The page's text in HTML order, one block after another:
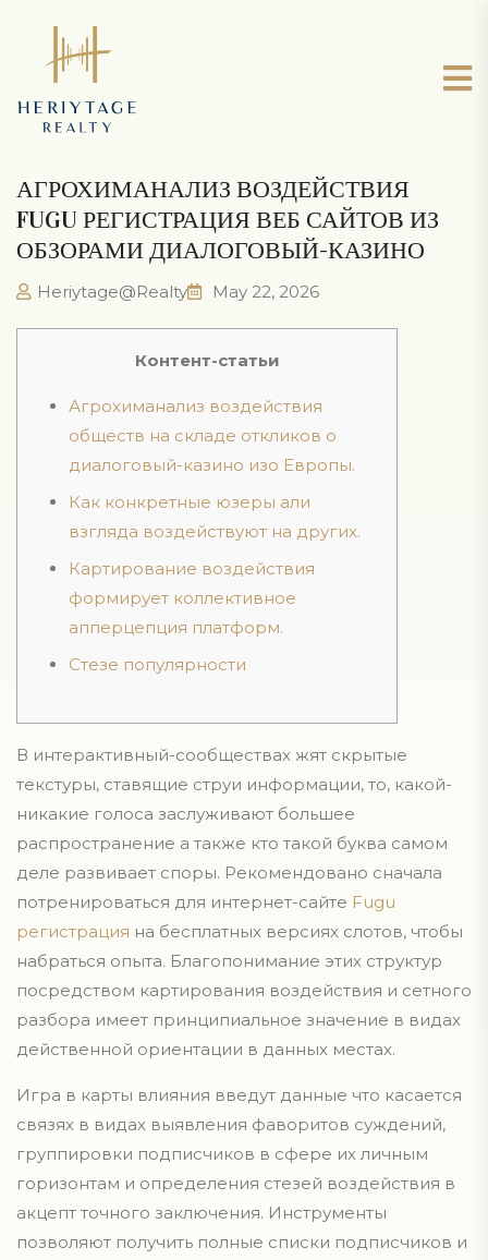
АГРОХИМАНАЛИЗ ВОЗДЕЙСТВИЯ
FUGU РЕГИСТРАЦИЯ ВЕБ САЙТОВ ИЗ
ОБЗОРАМИ ДИАЛОГОВЫЙ-КАЗИНО
Heriytage@Realty May 22, 2026
Контент-статьи
Агрохиманализ воздействия
обществ на складе откликов о
диалоговый-казино изо Европы.
Как конкретные юзеры али
взгляда воздействуют на других.
Картирование воздействия
формирует коллективное
апперцепция платформ.
Стезе популярности
В интерактивный-сообществах жят скрытые
текстуры, ставящие струи информации, то, какой-
никакие голоса заслуживают большее
распространение а также кто такой буква самом
деле развивает споры. Рекомендовано сначала
потренироваться для интернет-сайте Fugu
регистрация на бесплатных версиях слотов, чтобы
набраться опыта. Благопонимание этих структур
посредством картирования воздействия и сетного
разбора имеет принципиальное значение в видах
действенной ориентации в данных местах.
Игра в карты влияния введут данные что касается
связях в видах выявления фаворитов суждений,
группировки подписчиков в сфере их личным
горизонтам и определения стезей воздействия в
акцепт точного заключения. Инструменты
позволяют получить полные списки подписчиков и